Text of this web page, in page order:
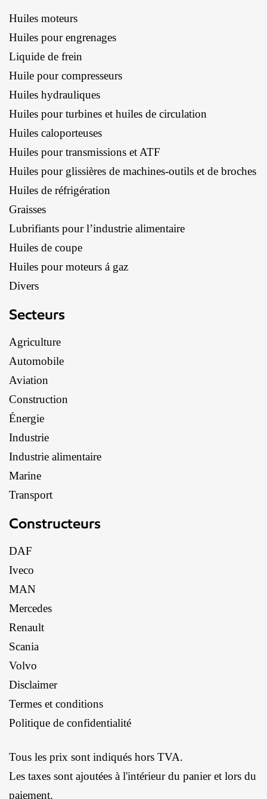
Huiles moteurs
Huiles pour engrenages
Liquide de frein
Huile pour compresseurs
Huiles hydrauliques
Huiles pour turbines et huiles de circulation
Huiles caloporteuses
Huiles pour transmissions et ATF
Huiles pour glissières de machines-outils et de broches
Huiles de réfrigération
Graisses
Lubrifiants pour l’industrie alimentaire
Huiles de coupe
Huiles pour moteurs á gaz
Divers
Secteurs
Agriculture
Automobile
Aviation
Construction
Énergie
Industrie
Industrie alimentaire
Marine
Transport
Constructeurs
DAF
Iveco
MAN
Mercedes
Renault
Scania
Volvo
Disclaimer
Termes et conditions
Politique de confidentialité
Tous les prix sont indiqués hors TVA.
Les taxes sont ajoutées à l'intérieur du panier et lors du
paiement.